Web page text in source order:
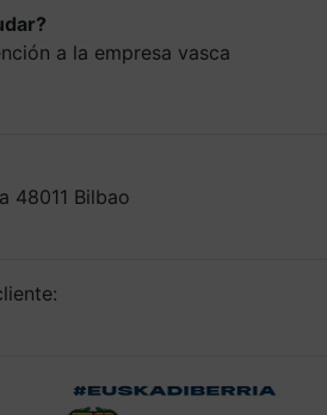
a la empresa vasca
48011 Bilbao